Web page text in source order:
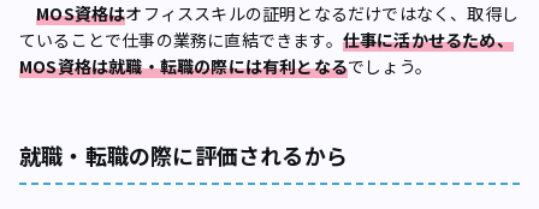
MOS資格はオフィススキルの証明となるだけではなく、取得し
ていることで仕事の業務に直結できます。 仕事に活かせるため、
MOS資格は就職・転職の際には有利となるでしょう。
就職・転職の際に評価されるから